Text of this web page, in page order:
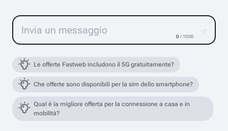
0 / 1000
Le offerte Fastweb includono il 5G gratuitamente?
Che offerte sono disponibili per la sim dello smartphone?
Qual è la migliore offerta per la connessione a casa e in
mobilità?